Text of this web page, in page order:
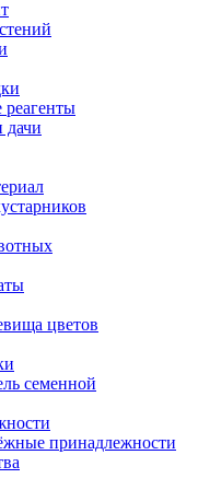
дачи
цветов
семенной
принадлежности